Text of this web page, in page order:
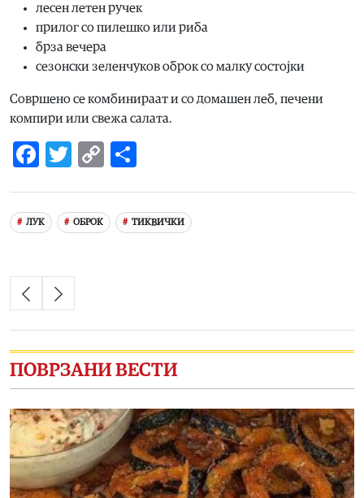
лесен летен ручек
прилог со пилешко или риба
брза вечера
сезонски зеленчуков оброк со малку состојки
Совршено се комбинираат и со домашен леб, печени
компири или свежа салата.
Facebook
Twitter
Copy
ЛУК ОБРОК ТИКВИЧКИ
ПОВРЗАНИ ВЕСТИ